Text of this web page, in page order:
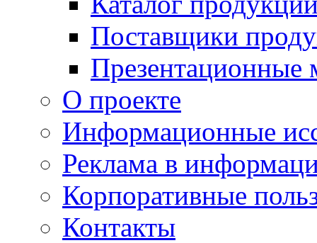
Поставщики
Презентационные
О проекте
Информационные
Реклама в
Корпоративные
Контакты